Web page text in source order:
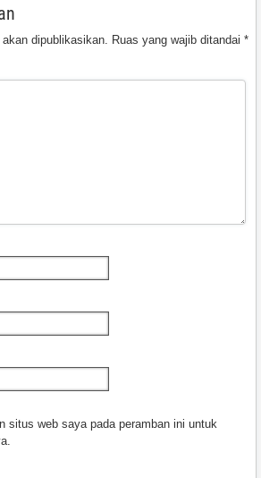
dipublikasikan. Ruas yang wajib ditandai *
situs web saya pada peramban ini untuk